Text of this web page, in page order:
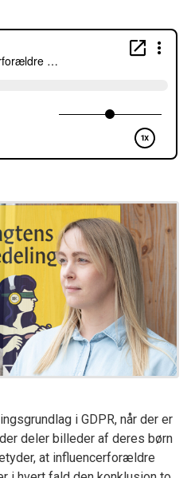
i GDPR, når der er
deler billeder af deres børn
at influencerforældre